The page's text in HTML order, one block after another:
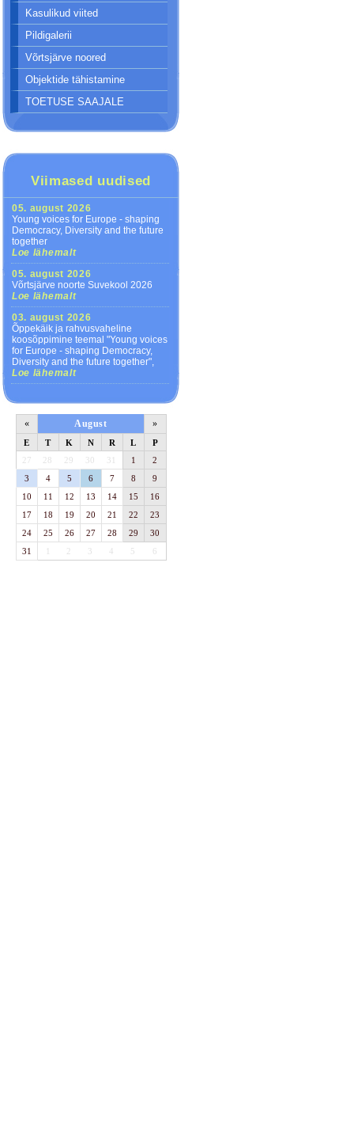
Kasulikud viited
Pildigalerii
Võrtsjärve noored
Objektide tähistamine
TOETUSE SAAJALE
Viimased uudised
05. august 2026
Young voices for Europe - shaping
Democracy, Diversity and the future
together
Loe lähemalt
05. august 2026
Võrtsjärve noorte Suvekool 2026
Loe lähemalt
03. august 2026
Õppekäik ja rahvusvaheline
koosõppimine teemal "Young voices
for Europe - shaping Democracy,
Diversity and the future together",
Loe lähemalt
« August »
E T K N R L
P
27
28 29 30 31 1
2
3
4 5 6 7 8
9
10
11 12 13 14 15
16
17
18 19 20 21 22
23
24
25 26 27 28 29
30
31
1 3 4 5 6